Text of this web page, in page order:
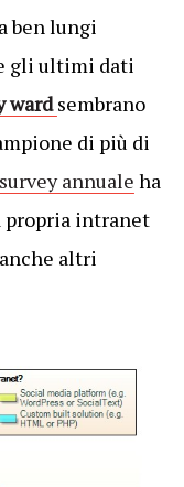
ben lungi
gli ultimi dati
wardsembrano
di più di
survey annuale ha
propria intranet
altri